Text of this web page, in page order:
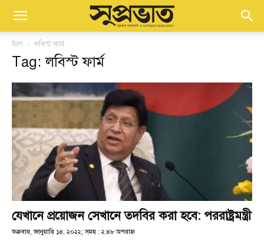
ট্যাগ লবিস্ট ফার্ম
Tag: লবিস্ট ফার্ম
যেখানে প্রয়োজন সেখানে তদবির করা হবে: পররাষ্ট্রমন্ত্রী
শুক্রবার, জানুয়ারি ১৪, ২০২২; সময় : ২:৪৮ অপরাহ্ণ